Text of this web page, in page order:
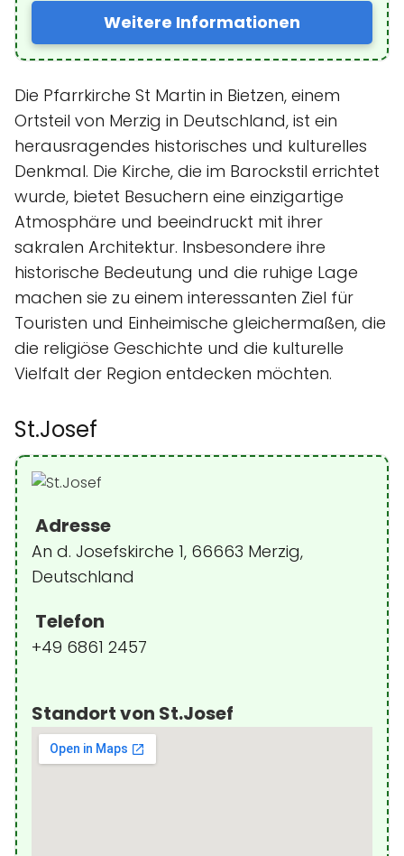
Weitere Informationen
Die Pfarrkirche St Martin in Bietzen, einem
Ortsteil von Merzig in Deutschland, ist ein
herausragendes historisches und kulturelles
Denkmal. Die Kirche, die im Barockstil errichtet
wurde, bietet Besuchern eine einzigartige
Atmosphäre und beeindruckt mit ihrer
sakralen Architektur. Insbesondere ihre
historische Bedeutung und die ruhige Lage
machen sie zu einem interessanten Ziel für
Touristen und Einheimische gleichermaßen, die
die religiöse Geschichte und die kulturelle
Vielfalt der Region entdecken möchten.
St.Josef
Adresse
An d. Josefskirche 1, 66663 Merzig,
Deutschland
Telefon
+49 6861 2457
Standort von St.Josef